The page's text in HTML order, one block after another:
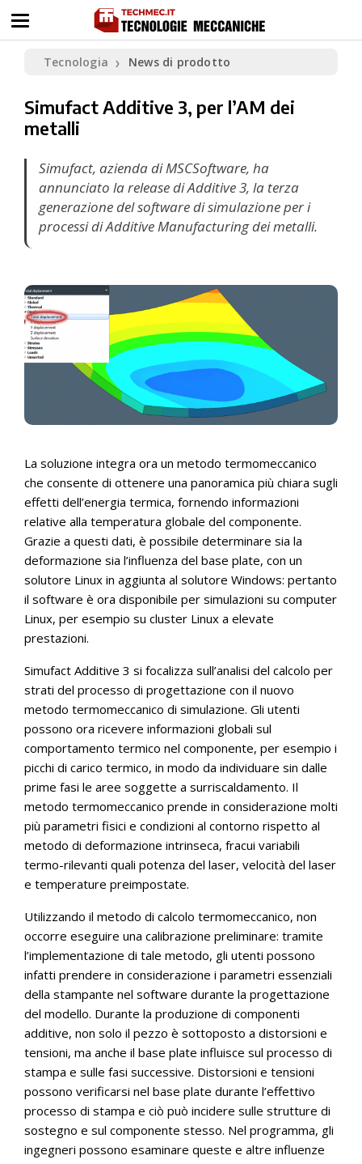
Tecnologia ❯ News di prodotto
Simufact Additive 3, per l’AM dei
metalli
Simufact, azienda di MSCSoftware, ha
annunciato la release di Additive 3, la terza
generazione del software di simulazione per i
processi di Additive Manufacturing dei metalli.
La soluzione integra ora un metodo termomeccanico
che consente di ottenere una panoramica più chiara sugli
effetti dell’energia termica, fornendo informazioni
relative alla temperatura globale del componente.
Grazie a questi dati, è possibile determinare sia la
deformazione sia l’influenza del base plate, con un
solutore Linux in aggiunta al solutore Windows: pertanto
il software è ora disponibile per simulazioni su computer
Linux, per esempio su cluster Linux a elevate
prestazioni.
Simufact Additive 3 si focalizza sull’analisi del calcolo per
strati del processo di progettazione con il nuovo
metodo termomeccanico di simulazione. Gli utenti
possono ora ricevere informazioni globali sul
comportamento termico nel componente, per esempio i
picchi di carico termico, in modo da individuare sin dalle
prime fasi le aree soggette a surriscaldamento. Il
metodo termomeccanico prende in considerazione molti
più parametri fisici e condizioni al contorno rispetto al
metodo di deformazione intrinseca, fracui variabili
termo-rilevanti quali potenza del laser, velocità del laser
e temperature preimpostate.
Utilizzando il metodo di calcolo termomeccanico, non
occorre eseguire una calibrazione preliminare: tramite
l’implementazione di tale metodo, gli utenti possono
infatti prendere in considerazione i parametri essenziali
della stampante nel software durante la progettazione
del modello. Durante la produzione di componenti
additive, non solo il pezzo è sottoposto a distorsioni e
tensioni, ma anche il base plate influisce sul processo di
stampa e sulle fasi successive. Distorsioni e tensioni
possono verificarsi nel base plate durante l’effettivo
processo di stampa e ciò può incidere sulle strutture di
sostegno e sul componente stesso. Nel programma, gli
ingegneri possono esaminare queste e altre influenze